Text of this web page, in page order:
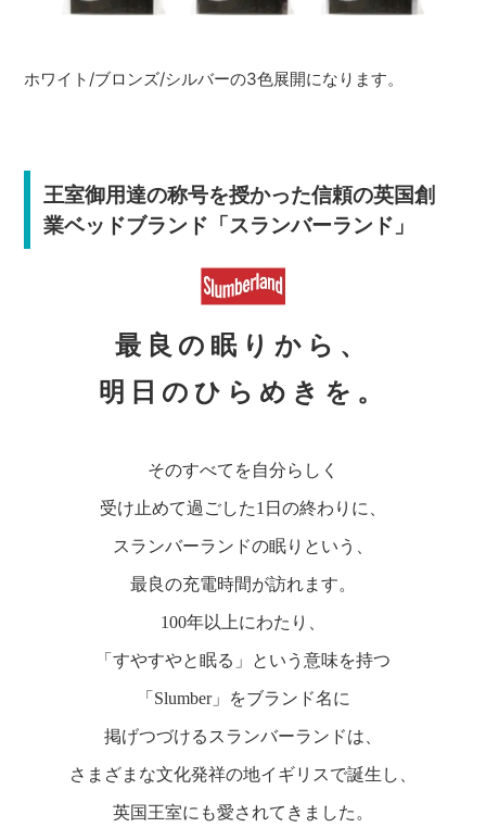
ホワイト/ブロンズ/シルバーの3色展開になります。
王室御用達の称号を授かった信頼の英国創
業ベッドブランド「スランバーランド」
最良の眠りから、
明日のひらめきを。
そのすべてを自分らしく
受け止めて過ごした1日の終わりに、
スランバーランドの眠りという、
最良の充電時間が訪れます。
100年以上にわたり、
「すやすやと眠る」という意味を持つ
「Slumber」をブランド名に
掲げつづけるスランバーランドは、
さまざまな文化発祥の地イギリスで誕生し、
英国王室にも愛されてきました。